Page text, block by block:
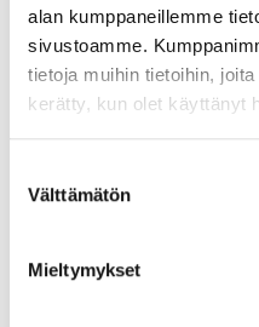
alan kumppaneillemme
sivustoamme.
tietoja muihin tietoihin,
kerätty, kun olet käyttänyt
valinta
Välttämätön
Mieltymykset
Jaa:
UUSIMMAT